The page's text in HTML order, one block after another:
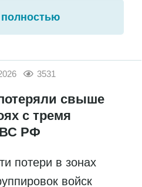
полностью
3531
свыше
с тремя
ВС РФ
потери в зонах
войск